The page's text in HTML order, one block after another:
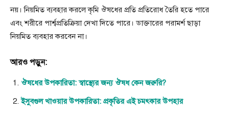
নয়। নিয়মিত ব্যবহার করলে কৃমি ঔষধের প্রতি প্রতিরোধ তৈরি হতে পারে
এবং শরীরে পার্শ্বপ্রতিক্রিয়া দেখা দিতে পারে। ডাক্তারের পরামর্শ ছাড়া
নিয়মিত ব্যবহার করবেন না।
আরও পড়ুন:
ঔষধের উপকারিতা: স্বাস্থ্যের জন্য ঔষধ কেন জরুরি?
ইসুবগুল খাওয়ার উপকারিতা: প্রকৃতির এই চমৎকার উপহার